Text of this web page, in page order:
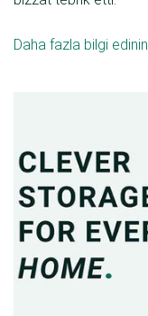
Daha fazla bilgi edinin